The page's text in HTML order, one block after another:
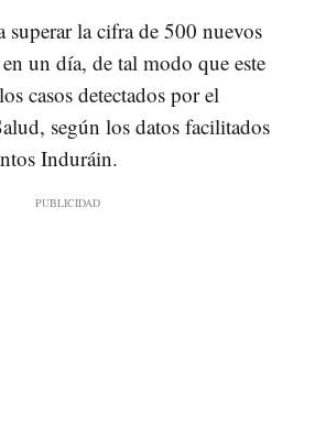
superar la cifra de 500 nuevos
un día, de tal modo que este
los casos detectados por el
según los datos facilitados
Induráin.